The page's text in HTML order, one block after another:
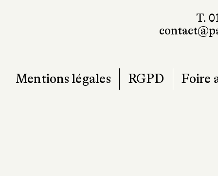
T.
Mentions légales RGPD Foire